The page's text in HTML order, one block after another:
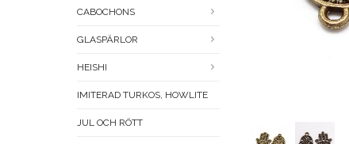
CABOCHONS
GLASPÄRLOR
HEISHI
IMITERAD TURKOS, HOWLITE
JUL OCH RÖTT